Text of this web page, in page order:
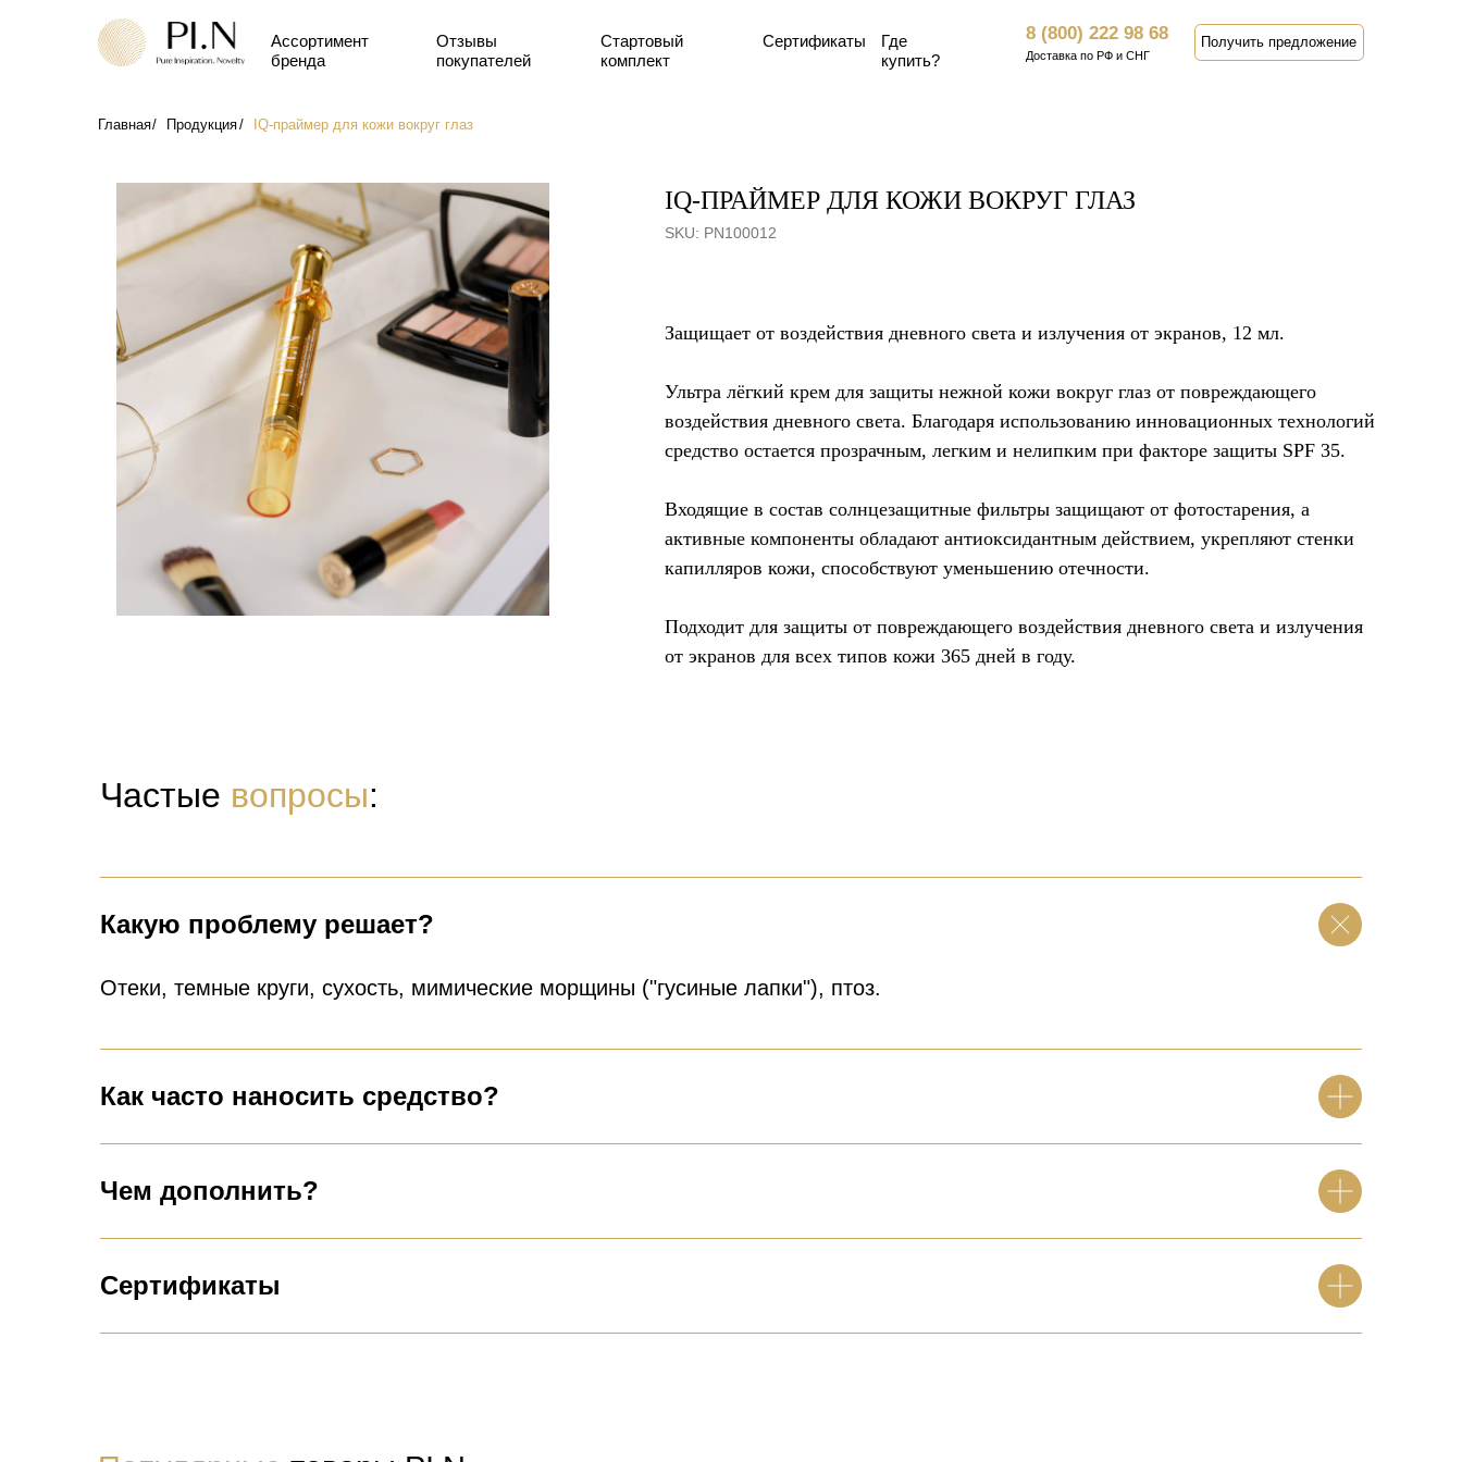
Ассортимент
бренда
Отзывы
покупателей
Стартовый
8 (800) 222 98 68
Сертификаты
Где
купить?
Получить предложение
IQ-ПРАЙМЕР ДЛЯ КОЖИ ВОКРУГ ГЛАЗ
SKU: PN100012
Защищает от воздействия дневного света и излучения от экранов, 12 мл.
Ультра лёгкий крем для защиты нежной кожи вокруг глаз от повреждающего
воздействия дневного света. Благодаря использованию инновационных технологий
средство остается прозрачным, легким и нелипким при факторе защиты SPF 35.
Входящие в состав солнцезащитные фильтры защищают от фотостарения, а
активные компоненты обладают антиоксидантным действием, укрепляют стенки
капилляров кожи, способствуют уменьшению отечности.
Подходит для защиты от повреждающего воздействия дневного света и излучения
от экранов для всех типов кожи 365 дней в году.
Частые вопросы:
Какую проблему решает?
Отеки, темные круги, сухость, мимические морщины ("гусиные лапки"), птоз.
Как часто наносить средство?
Чем дополнить?
Сертификаты
Популярные